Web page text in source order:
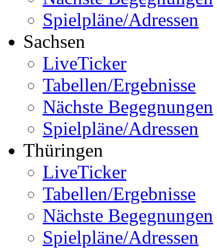
Spielpläne/Adressen
Sachsen
LiveTicker
Tabellen/Ergebnisse
Nächste Begegnungen
Spielpläne/Adressen
Thüringen
LiveTicker
Tabellen/Ergebnisse
Nächste Begegnungen
Spielpläne/Adressen